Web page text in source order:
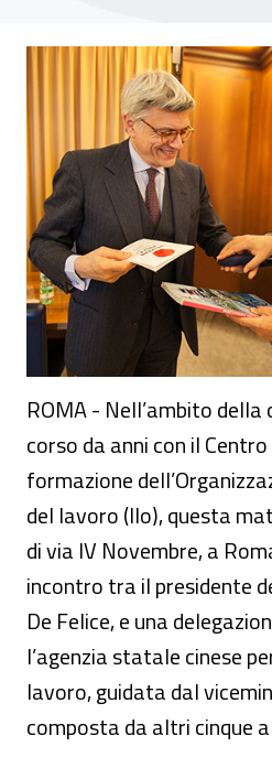
Il mandato e le
ROMA - Nell’ambito
corso da anni con il
formazione
del lavoro (Ilo), questa
di via IV Novembre, a
incontro tra il presidente
De Felice, e una
l’agenzia statale cinese
lavoro, guidata dal
composta da altri cinque